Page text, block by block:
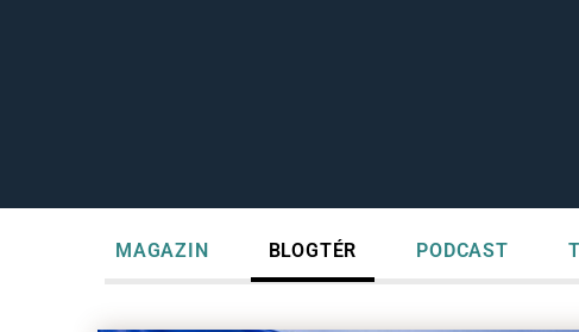
MAGAZIN BLOGTÉR PODCAST